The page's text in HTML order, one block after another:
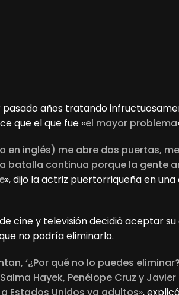
pasado años tratando
que el que fue «el mayor problema
en inglés) me abre dos puertas,
batalla continua porque la gente
», dijo la actriz puertorriqueña en
cine y televisión decidió aceptar
no podría eliminarlo.
‘¿Por qué no lo puedes
Hayek, Penélope Cruz y